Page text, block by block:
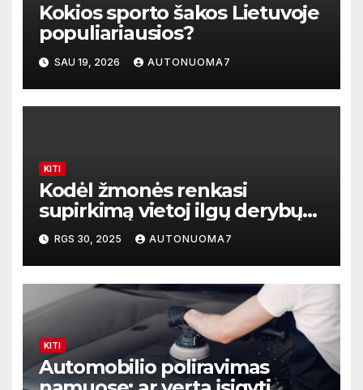
Kokios sporto šakos Lietuvoje
populiariausios?
SAU 19, 2026 AUTONUOMA7
KITI
Kodėl žmonės renkasi
supirkimą vietoj ilgų derybų
skelbimuose?
RGS 30, 2025 AUTONUOMA7
KITI
Automobilio poliravimas